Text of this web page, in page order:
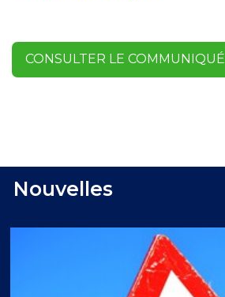
CONSULTER LE COMMUNIQUÉ
Nouvelles